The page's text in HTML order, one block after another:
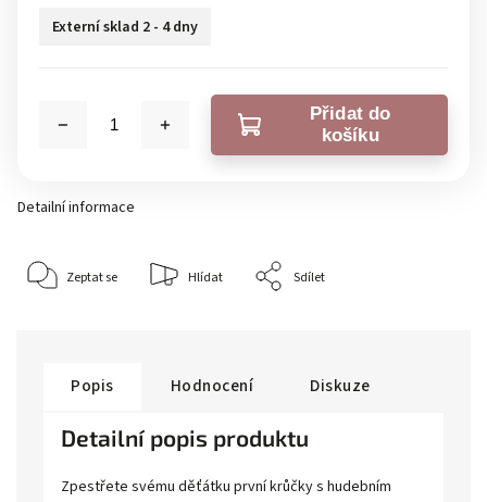
Externí sklad 2 - 4 dny
Přidat do
košíku
Detailní informace
Zeptat se Hlídat Sdílet
Popis Hodnocení Diskuze
Detailní popis produktu
Zpestřete svému děťátku první krůčky s hudebním